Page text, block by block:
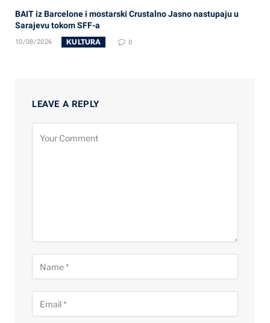
BAIT iz Barcelone i mostarski Crustalno Jasno nastupaju u
Sarajevu tokom SFF-a
10/08/2026 KULTURA 0
LEAVE A REPLY